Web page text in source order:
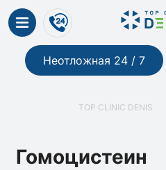
Неотложная 24 / 7
TOP CLINIC DENIS
Гомоцистеин